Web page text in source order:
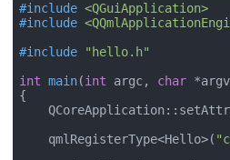
#include <QGuiApplication>
#include
#include
"hello.h"
int main(int argc, char
{
    qmlRegisterType<Hello>(